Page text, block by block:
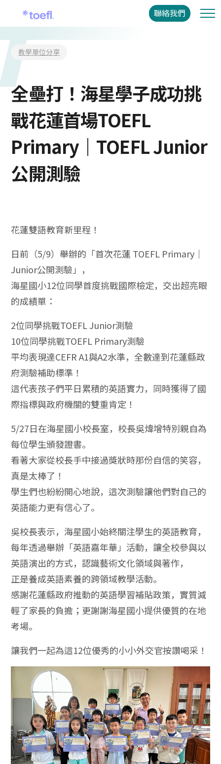
聯絡我們
教學單位分享
全壘打！海星學子成功挑
戰花蓮首場TOEFL
Primary｜TOEFL Junior
公開測驗
花蓮雙語教育新里程！
日前（5/9）舉辦的「首次花蓮 TOEFL Primary｜
Junior公開測驗」，
海星國小12位同學首度挑戰國際檢定，交出超亮眼
的成績單：
2位同學挑戰TOEFL Junior測驗
10位同學挑戰TOEFL Primary測驗
平均表現達CEFR A1與A2水準，全數達到花蓮縣政
府測驗補助標準！
這代表孩子們平日累積的英語實力，同時獲得了國
際指標與政府機關的雙重肯定！
5/27日在海星國小校長室，校長吳煒增特別親自為
每位學生頒發證書。
看著大家從校長手中接過獎狀時那份自信的笑容，
真是太棒了！
學生們也紛紛開心地說，這次測驗讓他們對自己的
英語能力更有信心了。
吳校長表示，海星國小始終關注學生的英語教育，
每年透過舉辦「英語嘉年華」活動，讓全校參與以
英語演出的方式，認識藝術文化領域與著作，
正是養成英語素養的跨領域教學活動。
感謝花蓮縣政府推動的英語學習補貼政策，實質減
輕了家長的負擔；更謝謝海星國小提供優質的在地
考場。
讓我們一起為這12位優秀的小小外交官按讚喝采！